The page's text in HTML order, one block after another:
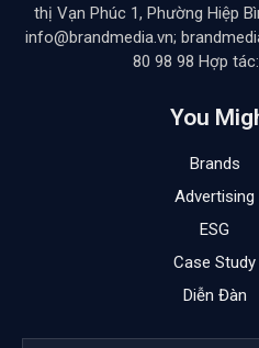
thị Vạn Phúc 1, Phường Hiệp
info@brandmedia.vn;
80 98 98 Hợp
You
Brands
Advertising
ESG
Case Study
Diễn Đàn